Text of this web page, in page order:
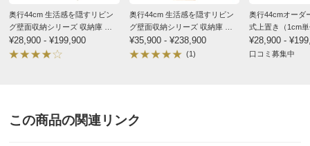
奥行44cm 生活感を隠すリビン
グ壁面収納シリーズ 収納庫 段
違い棚タイプ 幅40cm
¥28,900 - ¥199,900
奥行44cm 生活感を隠すリビン
グ壁面収納シリーズ 収納庫 扉
タイプ 幅40cm
¥35,900 - ¥238,900
(1)
奥行44cmオーダ
式上置き（1cm
用 幅155cm・高
¥28,900 -
口コミ募集中
この商品の関連リンク